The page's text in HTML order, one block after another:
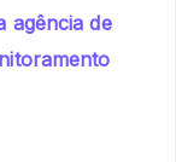
agência de